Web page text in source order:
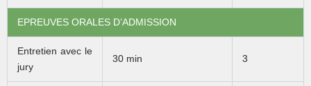
EPREUVES ORALES D’ADMISSION
Entretien avec le
jury
30 min 3